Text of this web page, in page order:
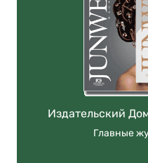
Издательский
Главные